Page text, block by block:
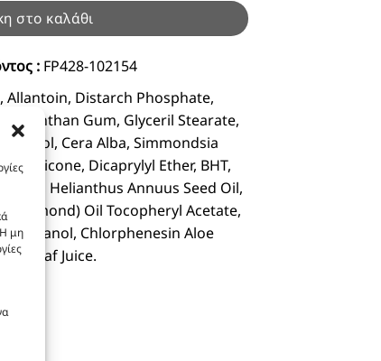
Η μη
στο καλάθι
:FP428-102154
Allantoin, Distarch Phosphate,
Xanthan Gum, Glyceril Stearate,
Cera Alba, Simmondsia
Dicaprylyl Ether, BHT,
Helianthus Annuus Seed Oil,
Almond) Oil Tocopheryl Acetate,
Chlorphenesin Aloe
Leaf Juice.